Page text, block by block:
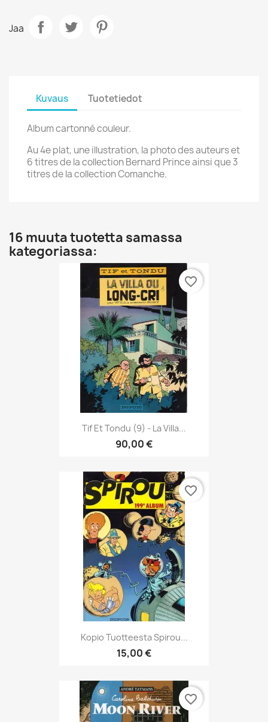
Jaa
Kuvaus Tuotetiedot
Album cartonné couleur.
Au 4e plat, une illustration, la photo des auteurs et
6 titres de la collection Bernard Prince ainsi que 3
titres de la collection Comanche.
16 muuta tuotetta samassa
kategoriassa:
Tif Et Tondu (9) - La Villa...
90,00 €
favorite_border
Kopio Tuotteesta Spirou...
15,00 €
favorite_border
favorite_border